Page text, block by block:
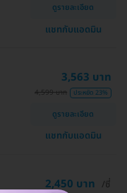
ดูรายละเอียด
แชทกับแอดมิน
3,563 บาท
4,599 บาท ประหยัด 23%
ดูรายละเอียด
แชทกับแอดมิน
2,450 บาท /ซี่